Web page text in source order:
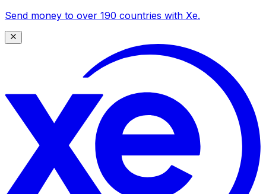
Send money to over 190 countries with Xe.